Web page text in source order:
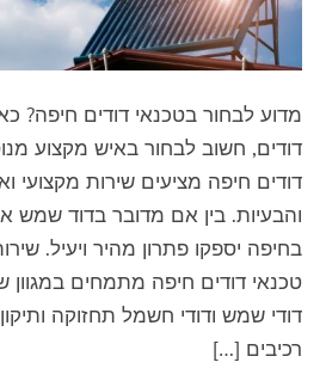
מדוע לבחור בטכנאי דודים חיפה?
דודים, חשוב לבחור באיש מקצוע
דודים חיפה מציעים שירות מקצועי
והבעיות. בין אם מדובר בדוד שמש
בחיפה יספקו פתרון מהיר ויעיל.
טכנאי דודים חיפה מתמחים במגוון
דודי שמש ודודי חשמל תחזוקה
רכיבים […]